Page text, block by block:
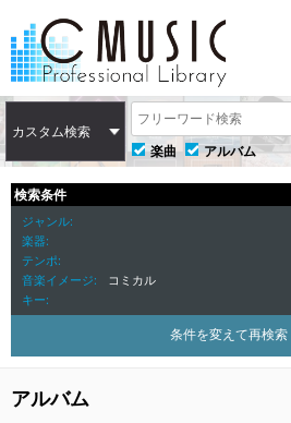
カスタム検索
楽曲
アルバム
検索条件
ジャンル
楽器
テンポ
音楽イメージ
コミカル
キー
条件を変えて再検索
アルバム